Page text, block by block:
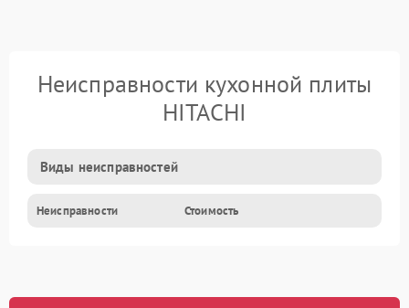
Неисправности кухонной плиты
HITACHI
Виды неисправностей
Неисправности Стоимость